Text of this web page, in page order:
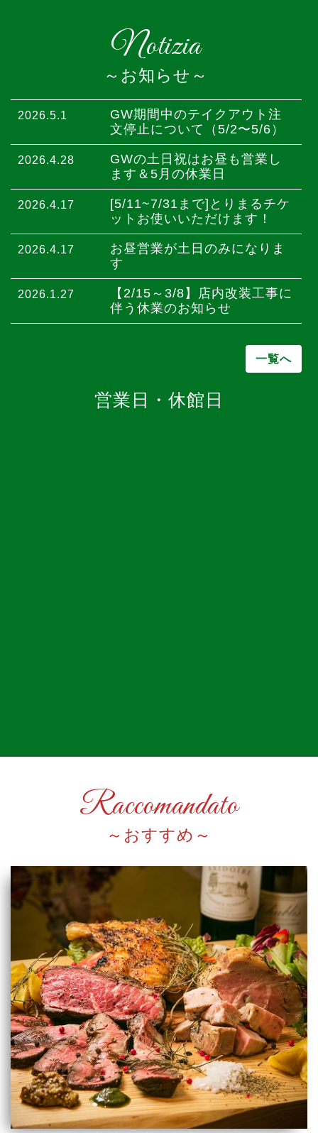
Notizia
お知らせ
2026.5.1
GW期間中のテイクアウト注
文停止について（5/2〜5/6）
2026.4.28
GWの土日祝はお昼も営業し
ます＆5月の休業日
2026.4.17
[5/11~7/31まで]とりまるチケ
ットお使いいただけます！
2026.4.17
お昼営業が土日のみになりま
す
2026.1.27
【2/15～3/8】店内改装工事に
伴う休業のお知らせ
一覧へ
営業日・休館日
Raccomandato
おすすめ